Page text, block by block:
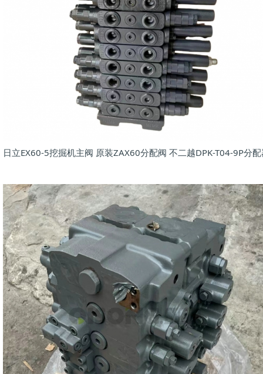
日立EX60-5挖掘机主阀 原装ZAX60分配阀 不二越DPK-T04-9P分